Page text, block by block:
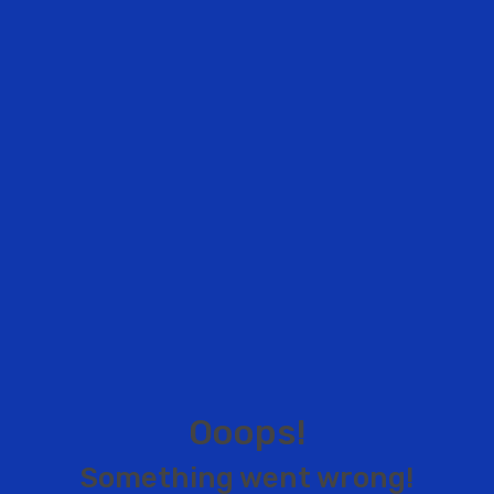
Ooops!
Something went wrong!